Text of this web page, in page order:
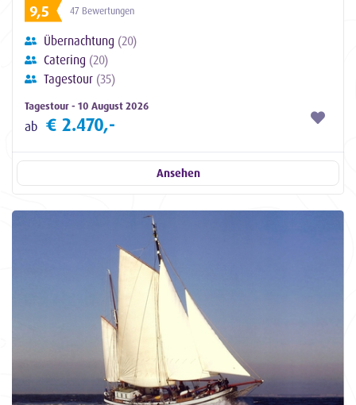
9,5
47 Bewertungen
Übernachtung (20)
Catering (20)
Tagestour (35)
Tagestour - 10 August 2026
ab € 2.470,-
Ansehen